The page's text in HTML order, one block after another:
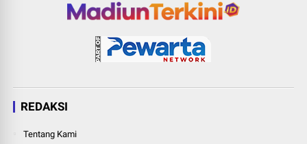
REDAKSI
Tentang Kami